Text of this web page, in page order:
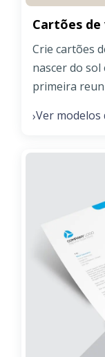
Cartões
Crie cartões
nascer do sol
primeira
›Ver